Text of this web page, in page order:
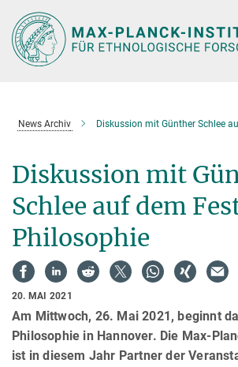
Hauptinhalt
News Archiv Diskussion mit Günther Schlee auf
Diskussion mit
Schlee auf dem
Philosophie
20. MAI 2021
Am Mittwoch, 26. Mai 2021, beginnt
Philosophie in Hannover. Die Max-
ist in diesem Jahr Partner der